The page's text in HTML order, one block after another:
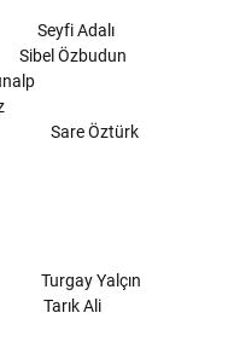
Seyfi Adalı
Sibel Özbudun
Sare Öztürk
Turgay Yalçın
Tarık Ali